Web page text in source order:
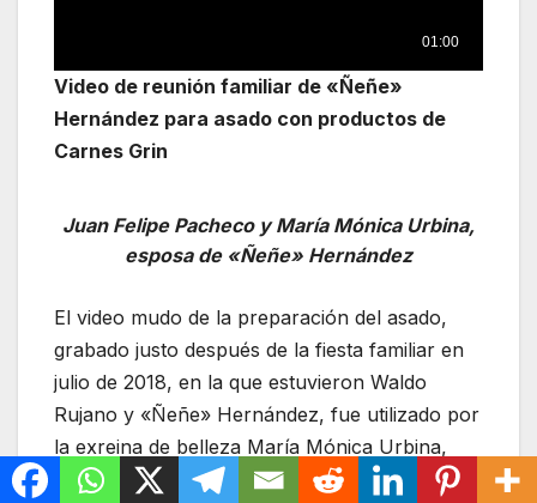
Video de reunión familiar de «Ñeñe»
Hernández para asado con productos de
Carnes Grin
Juan Felipe Pacheco y María Mónica Urbina,
esposa de «Ñeñe» Hernández
El video mudo de la preparación del asado,
grabado justo después de la fiesta familiar en
julio de 2018, en la que estuvieron Waldo
Rujano y «Ñeñe» Hernández, fue utilizado por
la exreina de belleza María Mónica Urbina,
esposa de «Ñeñe» Hernández, para